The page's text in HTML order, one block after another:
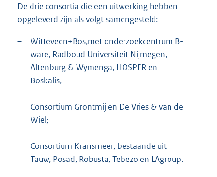
De drie consortia die een uitwerking hebben
opgeleverd zijn als volgt samengesteld:
–
Witteveen+Bos,met onderzoekcentrum B-
ware, Radboud Universiteit Nijmegen,
Altenburg & Wymenga, HOSPER en
Boskalis;
–
Consortium Grontmij en De Vries & van de
Wiel;
–
Consortium Kransmeer, bestaande uit
Tauw, Posad, Robusta, Tebezo en LAgroup.